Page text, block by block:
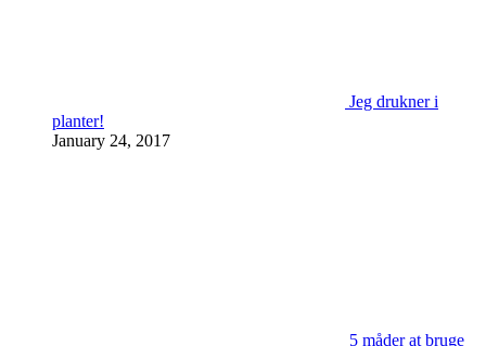
Jeg drukner i
planter!
January 24, 2017
5 måder at bruge